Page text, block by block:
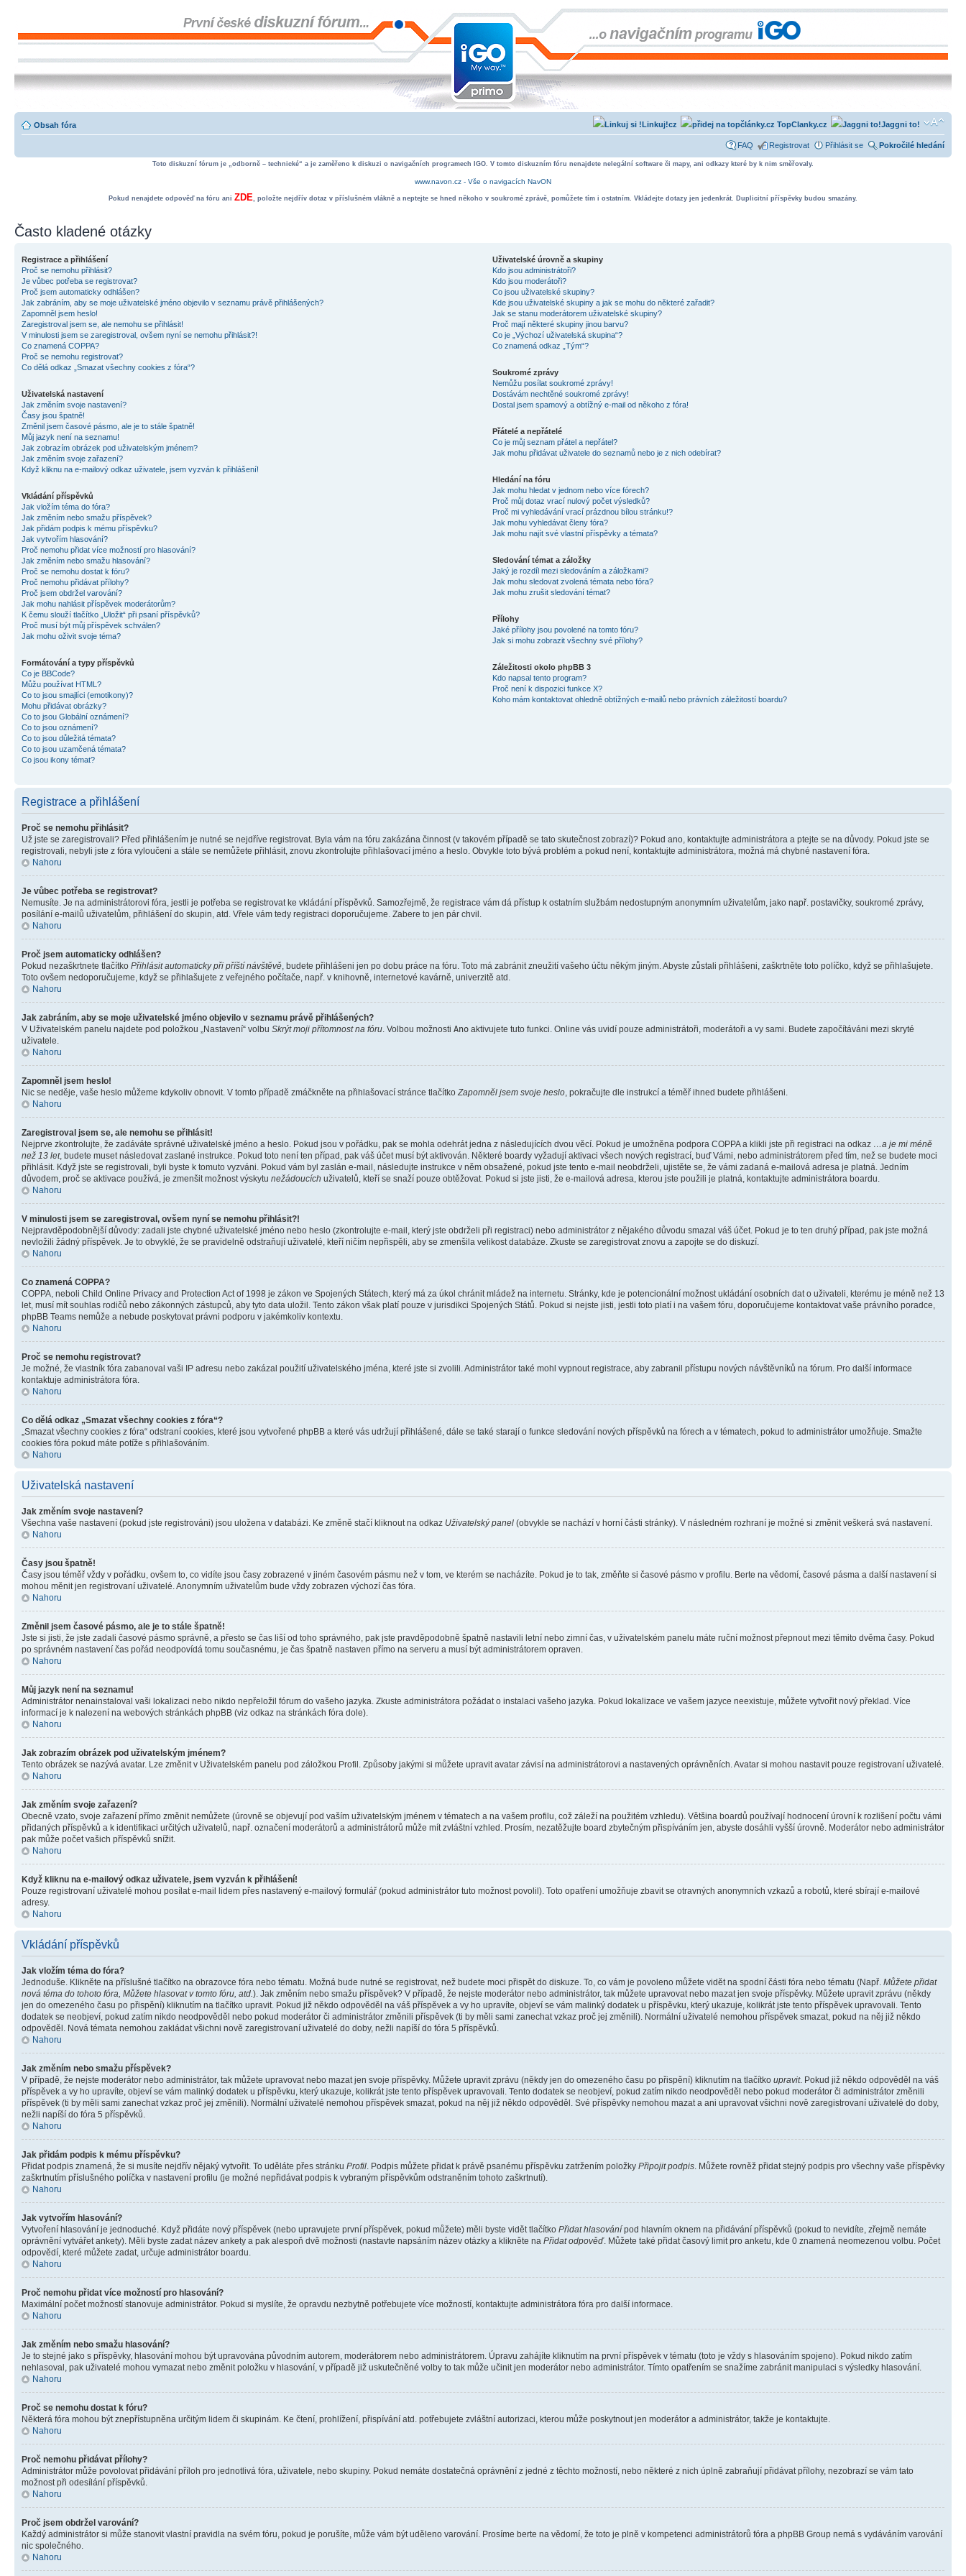
Obsah fóra Jaggni to!
TopClanky.cz
Linkuj!cz
FAQ Registrovat Přihlásit se Pokročilé hledání
Toto diskuzní fórum je „odborně – technické“ a je zaměřeno k diskuzi o navigačních programech IGO. V tomto diskuzním fóru nenajdete nelegální software či mapy, ani odkazy které by k nim směřovaly.
www.navon.cz - Vše o navigacích NavON
Pokud nenajdete odpověď na fóru ani ZDE, položte nejdřív dotaz v příslušném vlákně a neptejte se hned někoho v soukromé zprávě, pomůžete tím i ostatním. Vkládejte dotazy jen jedenkrát. Duplicitní příspěvky budou smazány.
Často kladené otázky
Registrace a přihlášení
Proč se nemohu přihlásit?
Je vůbec potřeba se registrovat?
Proč jsem automaticky odhlášen?
Jak zabráním, aby se moje uživatelské jméno objevilo v seznamu právě přihlášených?
Zapomněl jsem heslo!
Zaregistroval jsem se, ale nemohu se přihlásit!
V minulosti jsem se zaregistroval, ovšem nyní se nemohu přihlásit?!
Co znamená COPPA?
Proč se nemohu registrovat?
Co dělá odkaz „Smazat všechny cookies z fóra“?
Uživatelská nastavení
Jak změním svoje nastavení?
Časy jsou špatně!
Změnil jsem časové pásmo, ale je to stále špatně!
Můj jazyk není na seznamu!
Jak zobrazím obrázek pod uživatelským jménem?
Jak změním svoje zařazení?
Když kliknu na e-mailový odkaz uživatele, jsem vyzván k přihlášení!
Vkládání příspěvků
Jak vložím téma do fóra?
Jak změním nebo smažu příspěvek?
Jak přidám podpis k mému příspěvku?
Jak vytvořím hlasování?
Proč nemohu přidat více možností pro hlasování?
Jak změním nebo smažu hlasování?
Proč se nemohu dostat k fóru?
Proč nemohu přidávat přílohy?
Proč jsem obdržel varování?
Jak mohu nahlásit příspěvek moderátorům?
K čemu slouží tlačítko „Uložit“ při psaní příspěvků?
Proč musí být můj příspěvek schválen?
Jak mohu oživit svoje téma?
Formátování a typy příspěvků
Co je BBCode?
Můžu používat HTML?
Co to jsou smajlíci (emotikony)?
Mohu přidávat obrázky?
Co to jsou Globální oznámení?
Co to jsou oznámení?
Co to jsou důležitá témata?
Co to jsou uzamčená témata?
Co jsou ikony témat?
Uživatelské úrovně a skupiny
Kdo jsou administrátoři?
Kdo jsou moderátoři?
Co jsou uživatelské skupiny?
Kde jsou uživatelské skupiny a jak se mohu do některé zařadit?
Jak se stanu moderátorem uživatelské skupiny?
Proč mají některé skupiny jinou barvu?
Co je „Výchozí uživatelská skupina“?
Co znamená odkaz „Tým“?
Soukromé zprávy
Nemůžu posílat soukromé zprávy!
Dostávám nechtěné soukromé zprávy!
Dostal jsem spamový a obtížný e-mail od někoho z fóra!
Přátelé a nepřátelé
Co je můj seznam přátel a nepřátel?
Jak mohu přidávat uživatele do seznamů nebo je z nich odebírat?
Hledání na fóru
Jak mohu hledat v jednom nebo více fórech?
Proč můj dotaz vrací nulový počet výsledků?
Proč mi vyhledávání vrací prázdnou bílou stránku!?
Jak mohu vyhledávat členy fóra?
Jak mohu najít své vlastní příspěvky a témata?
Sledování témat a záložky
Jaký je rozdíl mezi sledováním a záložkami?
Jak mohu sledovat zvolená témata nebo fóra?
Jak mohu zrušit sledování témat?
Přílohy
Jaké přílohy jsou povolené na tomto fóru?
Jak si mohu zobrazit všechny své přílohy?
Záležitosti okolo phpBB 3
Kdo napsal tento program?
Proč není k dispozici funkce X?
Koho mám kontaktovat ohledně obtížných e-mailů nebo právních záležitostí boardu?
Registrace a přihlášení
Proč se nemohu přihlásit?
Už jste se zaregistrovali? Před přihlášením je nutné se nejdříve registrovat. Byla vám na fóru zakázána činnost (v takovém případě se tato skutečnost zobrazí)? Pokud ano, kontaktujte administrátora a ptejte se na důvody. Pokud jste se
registrovali, nebyli jste z fóra vyloučeni a stále se nemůžete přihlásit, znovu zkontrolujte přihlašovací jméno a heslo. Obvykle toto bývá problém a pokud není, kontaktujte administrátora, možná má chybné nastavení fóra.
Nahoru
Je vůbec potřeba se registrovat?
Nemusíte. Je na administrátorovi fóra, jestli je potřeba se registrovat ke vkládání příspěvků. Samozřejmě, že registrace vám dá přístup k ostatním službám nedostupným anonymním uživatelům, jako např. postavičky, soukromé zprávy,
posílání e-mailů uživatelům, přihlášení do skupin, atd. Vřele vám tedy registraci doporučujeme. Zabere to jen pár chvil.
Nahoru
Proč jsem automaticky odhlášen?
Pokud nezaškrtnete tlačítko Přihlásit automaticky při příští návštěvě, budete přihlášeni jen po dobu práce na fóru. Toto má zabránit zneužití vašeho účtu někým jiným. Abyste zůstali přihlášeni, zaškrtněte toto políčko, když se přihlašujete.
Toto ovšem nedoporučujeme, když se přihlašujete z veřejného počítače, např. v knihovně, internetové kavárně, univerzitě atd.
Nahoru
Jak zabráním, aby se moje uživatelské jméno objevilo v seznamu právě přihlášených?
V Uživatelském panelu najdete pod položkou „Nastavení“ volbu Skrýt moji přítomnost na fóru. Volbou možnosti Ano aktivujete tuto funkci. Online vás uvidí pouze administrátoři, moderátoři a vy sami. Budete započítáváni mezi skryté
uživatele.
Nahoru
Zapomněl jsem heslo!
Nic se neděje, vaše heslo můžeme kdykoliv obnovit. V tomto případě zmáčkněte na přihlašovací stránce tlačítkoZapomněl jsem svoje heslo, pokračujte dle instrukcí a téměř ihned budete přihlášeni.
Nahoru
Zaregistroval jsem se, ale nemohu se přihlásit!
Nejprve zkontrolujte, že zadáváte správné uživatelské jméno a heslo. Pokud jsou v pořádku, pak se mohla odehrát jedna z následujících dvou věcí. Pokud je umožněna podpora COPPA a klikli jste při registraci na odkaz …a je mi méně
než 13 let, budete muset následovat zaslané instrukce. Pokud toto není ten případ, pak váš účet musí být aktivován. Některé boardy vyžadují aktivaci všech nových registrací, buď Vámi, nebo administrátorem před tím, než se budete moci
přihlásit. Když jste se registrovali, byli byste k tomuto vyzváni. Pokud vám byl zaslán e-mail, následujte instrukce v něm obsažené, pokud jste tento e-mail neobdrželi, ujistěte se, že vámi zadaná e-mailová adresa je platná. Jedním
důvodem, proč se aktivace používá, je zmenšit možnost výskytu nežádoucích uživatelů, kteří se snaží pouze obtěžovat. Pokud si jste jisti, že e-mailová adresa, kterou jste použili je platná, kontaktujte administrátora boardu.
Nahoru
V minulosti jsem se zaregistroval, ovšem nyní se nemohu přihlásit?!
Nejpravděpodobnější důvody: zadali jste chybné uživatelské jméno nebo heslo (zkontrolujte e-mail, který jste obdrželi při registraci) nebo administrátor z nějakého důvodu smazal váš účet. Pokud je to ten druhý případ, pak jste možná
nevložili žádný příspěvek. Je to obvyklé, že se pravidelně odstraňují uživatelé, kteří ničím nepřispěli, aby se zmenšila velikost databáze. Zkuste se zaregistrovat znovu a zapojte se do diskuzí.
Nahoru
Co znamená COPPA?
COPPA, neboli Child Online Privacy and Protection Act of 1998 je zákon ve Spojených Státech, který má za úkol chránit mládež na internetu. Stránky, kde je potencionální možnost ukládání osobních dat o uživateli, kterému je méně než 13
let, musí mít souhlas rodičů nebo zákonných zástupců, aby tyto data uložil. Tento zákon však platí pouze v jurisdikci Spojených Států. Pokud si nejste jisti, jestli toto platí i na vašem fóru, doporučujeme kontaktovat vaše právního poradce,
phpBB Teams nemůže a nebude poskytovat právni podporu v jakémkoliv kontextu.
Nahoru
Proč se nemohu registrovat?
Je možné, že vlastník fóra zabanoval vaši IP adresu nebo zakázal použití uživatelského jména, které jste si zvolili. Administrátor také mohl vypnout registrace, aby zabranil přístupu nových návštěvníků na fórum. Pro další informace
kontaktuje administrátora fóra.
Nahoru
Co dělá odkaz „Smazat všechny cookies z fóra“?
„Smazat všechny cookies z fóra“ odstraní cookies, které jsou vytvořené phpBB a které vás udržují přihlášené, dále se také starají o funkce sledování nových příspěvků na fórech a v tématech, pokud to administrátor umožňuje. Smažte
cookies fóra pokud máte potíže s přihlašováním.
Nahoru
Uživatelská nastavení
Jak změním svoje nastavení?
Všechna vaše nastavení (pokud jste registrováni) jsou uložena v databázi. Ke změně stačí kliknout na odkaz Uživatelský panel (obvykle se nachází v horní části stránky). V následném rozhraní je možné si změnit veškerá svá nastavení.
Nahoru
Časy jsou špatně!
Časy jsou téměř vždy v pořádku, ovšem to, co vidíte jsou časy zobrazené v jiném časovém pásmu než v tom, ve kterém se nacházíte. Pokud je to tak, změňte si časové pásmo v profilu. Berte na vědomí, časové pásma a další nastavení si
mohou měnit jen registrovaní uživatelé. Anonymním uživatelům bude vždy zobrazen výchozí čas fóra.
Nahoru
Změnil jsem časové pásmo, ale je to stále špatně!
Jste si jisti, že jste zadali časové pásmo správně, a přesto se čas liší od toho správného, pak jste pravděpodobně špatně nastavili letní nebo zimní čas, v uživatelském panelu máte ruční možnost přepnout mezi těmito dvěma časy. Pokud
po správném nastavení čas pořád neodpovídá tomu současnému, je čas špatně nastaven přímo na serveru a musí být administrátorem opraven.
Nahoru
Můj jazyk není na seznamu!
Administrátor nenainstaloval vaši lokalizaci nebo nikdo nepřeložil fórum do vašeho jazyka. Zkuste administrátora požádat o instalaci vašeho jazyka. Pokud lokalizace ve vašem jazyce neexistuje, můžete vytvořit nový překlad. Více
informací je k nalezení na webových stránkách phpBB (viz odkaz na stránkách fóra dole).
Nahoru
Jak zobrazím obrázek pod uživatelským jménem?
Tento obrázek se nazývá avatar. Lze změnit v Uživatelském panelu pod záložkou Profil. Způsoby jakými si můžete upravit avatar závisí na administrátorovi a nastavených oprávněních. Avatar si mohou nastavit pouze registrovaní uživatelé.
Nahoru
Jak změním svoje zařazení?
Obecně vzato, svoje zařazení přímo změnit nemůžete (úrovně se objevují pod vaším uživatelským jménem v tématech a na vašem profilu, což záleží na použitém vzhledu). Většina boardů používají hodnocení úrovní k rozlišení počtu vámi
přidaných příspěvků a k identifikaci určitých uživatelů, např. označení moderátorů a administrátorů může mít zvláštní vzhled. Prosím, nezatěžujte board zbytečným přispíváním jen, abyste dosáhli vyšší úrovně. Moderátor nebo administrátor
pak může počet vašich příspěvků snížit.
Nahoru
Když kliknu na e-mailový odkaz uživatele, jsem vyzván k přihlášení!
Pouze registrovaní uživatelé mohou posílat e-mail lidem přes nastavený e-mailový formulář (pokud administrátor tuto možnost povolil). Toto opatření umožňuje zbavit se otravných anonymních vzkazů a robotů, které sbírají e-mailové
adresy.
Nahoru
Vkládání příspěvků
Jak vložím téma do fóra?
Jednoduše. Klikněte na příslušné tlačítko na obrazovce fóra nebo tématu. Možná bude nutné se registrovat, než budete moci přispět do diskuze. To, co vám je povoleno můžete vidět na spodní části fóra nebo tématu (Např. Můžete přidat
nová téma do tohoto fóra, Můžete hlasovat v tomto fóru, atd.). Jak změním nebo smažu příspěvek? V případě, že nejste moderátor nebo administrátor, tak můžete upravovat nebo mazat jen svoje příspěvky. Můžete upravit zprávu (někdy
jen do omezeného času po přispění) kliknutím na tlačítko upravit. Pokud již někdo odpověděl na váš příspěvek a vy ho upravíte, objeví se vám malinký dodatek u příspěvku, který ukazuje, kolikrát jste tento příspěvek upravovali. Tento
dodatek se neobjeví, pokud zatím nikdo neodpověděl nebo pokud moderátor či administrátor změnili příspěvek (ti by měli sami zanechat vzkaz proč jej změnili). Normální uživatelé nemohou příspěvek smazat, pokud na něj již někdo
odpověděl. Nová témata nemohou zakládat všichni nově zaregistrovaní uživatelé do doby, nežli napíší do fóra 5 příspěvků.
Nahoru
Jak změním nebo smažu příspěvek?
V případě, že nejste moderátor nebo administrátor, tak můžete upravovat nebo mazat jen svoje příspěvky. Můžete upravit zprávu (někdy jen do omezeného času po přispění) kliknutím na tlačítko upravit. Pokud již někdo odpověděl na váš
příspěvek a vy ho upravíte, objeví se vám malinký dodatek u příspěvku, který ukazuje, kolikrát jste tento příspěvek upravovali. Tento dodatek se neobjeví, pokud zatím nikdo neodpověděl nebo pokud moderátor či administrátor změnili
příspěvek (ti by měli sami zanechat vzkaz proč jej změnili). Normální uživatelé nemohou příspěvek smazat, pokud na něj již někdo odpověděl. Své příspěvky nemohou mazat a ani upravovat všichni nově zaregistrovaní uživatelé do doby,
nežli napíší do fóra 5 příspěvků.
Nahoru
Jak přidám podpis k mému příspěvku?
Přidat podpis znamená, že si musíte nejdřív nějaký vytvořit. To uděláte přes stránku Profil. Podpis můžete přidat k právě psanému příspěvku zatržením položky Připojit podpis. Můžete rovněž přidat stejný podpis pro všechny vaše příspěvky
zaškrtnutím příslušného políčka v nastavení profilu (je možné nepřidávat podpis k vybraným příspěvkům odstraněním tohoto zaškrtnutí).
Nahoru
Jak vytvořím hlasování?
Vytvoření hlasování je jednoduché. Když přidáte nový příspěvek (nebo upravujete první příspěvek, pokud můžete) měli byste vidět tlačítko Přidat hlasování pod hlavním oknem na přidávání příspěvků (pokud to nevidíte, zřejmě nemáte
oprávnění vytvářet ankety). Měli byste zadat název ankety a pak alespoň dvě možnosti (nastavte napsáním název otázky a klikněte na Přidat odpověď. Můžete také přidat časový limit pro anketu, kde 0 znamená neomezenou volbu. Počet
odpovědí, které můžete zadat, určuje administrátor boardu.
Nahoru
Proč nemohu přidat více možností pro hlasování?
Maximální počet možností stanovuje administrátor. Pokud si myslíte, že opravdu nezbytně potřebujete více možností, kontaktujte administrátora fóra pro další informace.
Nahoru
Jak změním nebo smažu hlasování?
Je to stejné jako s příspěvky, hlasování mohou být upravována původním autorem, moderátorem nebo administrátorem. Úpravu zahájíte kliknutím na první příspěvek v tématu (toto je vždy s hlasováním spojeno). Pokud nikdo zatím
nehlasoval, pak uživatelé mohou vymazat nebo změnit položku v hlasování, v případě již uskutečněné volby to tak může učinit jen moderátor nebo administrátor. Tímto opatřením se snažíme zabránit manipulaci s výsledky hlasování.
Nahoru
Proč se nemohu dostat k fóru?
Některá fóra mohou být znepřístupněna určitým lidem či skupinám. Ke čtení, prohlížení, přispívání atd. potřebujete zvláštní autorizaci, kterou může poskytnout jen moderátor a administrátor, takže je kontaktujte.
Nahoru
Proč nemohu přidávat přílohy?
Administrátor může povolovat přidávání příloh pro jednotlivá fóra, uživatele, nebo skupiny. Pokud nemáte dostatečná oprávnění z jedné z těchto možností, nebo některé z nich úplně zabraňují přidávat přílohy, nezobrazí se vám tato
možnost při odesílání příspěvků.
Nahoru
Proč jsem obdržel varování?
Každý administrátor si může stanovit vlastní pravidla na svém fóru, pokud je porušíte, může vám být uděleno varování. Prosíme berte na vědomí, že toto je plně v kompetenci administrátorů fóra a phpBB Group nemá s vydáváním varování
nic společného.
Nahoru